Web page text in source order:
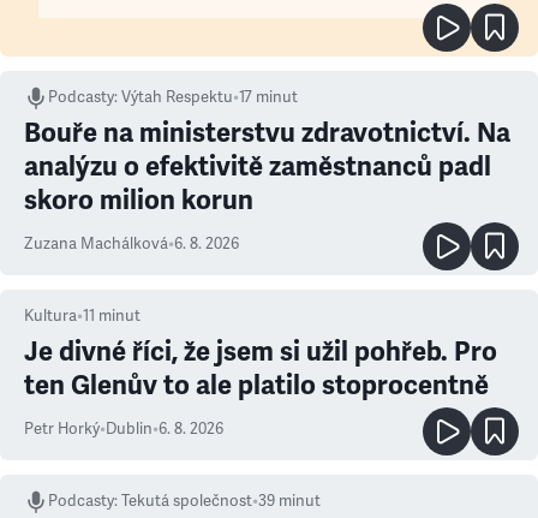
Podcasty:Výtah Respektu•17 minut
Bouře na ministerstvu zdravotnictví. Na
analýzu o efektivitě zaměstnanců padl
skoro milion korun
Zuzana Machálková•6. 8. 2026
Kultura•11 minut
Je divné říci, že jsem si užil pohřeb. Pro
ten Glenův to ale platilo stoprocentně
Petr Horký•Dublin•6. 8. 2026
Podcasty:Tekutá společnost•39 minut